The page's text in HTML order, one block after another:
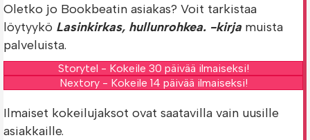
Oletko jo Bookbeatin asiakas? Voit tarkistaa
löytyykö Lasinkirkas, hullunrohkea. -kirja muista
palveluista.
Storytel - Kokeile 30 päivää ilmaiseksi!
Nextory - Kokeile 14 päivää ilmaiseksi!
Ilmaiset kokeilujaksot ovat saatavilla vain uusille
asiakkaille.